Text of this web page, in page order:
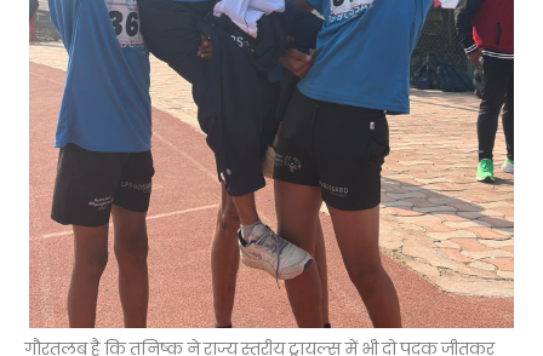
गौरतलब है कि तनिष्क ने राज्य स्तरीय ट्रायल्स में भी दो पदक जीतकर